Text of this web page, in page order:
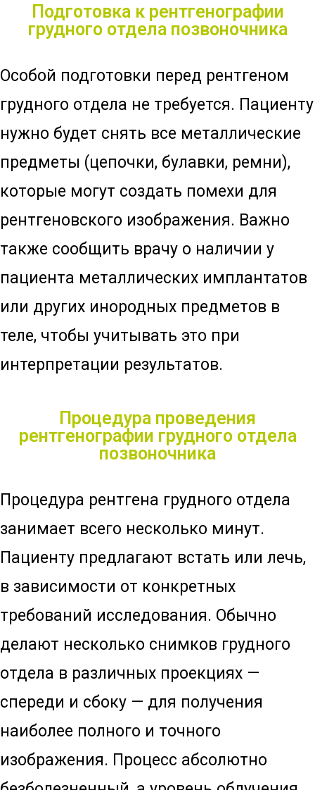
Подготовка к рентгенографии
грудного отдела позвоночника
Особой подготовки перед рентгеном
грудного отдела не требуется. Пациенту
нужно будет снять все металлические
предметы (цепочки, булавки, ремни),
которые могут создать помехи для
рентгеновского изображения. Важно
также сообщить врачу о наличии у
пациента металлических имплантатов
или других инородных предметов в
теле, чтобы учитывать это при
интерпретации результатов.
Процедура проведения
рентгенографии грудного отдела
позвоночника
Процедура рентгена грудного отдела
занимает всего несколько минут.
Пациенту предлагают встать или лечь,
в зависимости от конкретных
требований исследования. Обычно
делают несколько снимков грудного
отдела в различных проекциях —
спереди и сбоку — для получения
наиболее полного и точного
изображения. Процесс абсолютно